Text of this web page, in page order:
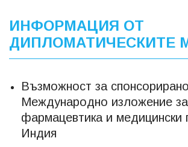
ИНФОРМАЦИЯ ОТ
ДИПЛОМАТИЧЕСКИТЕ
Възможност за
Международно изложение за
фармацевтика и медицински
Индия